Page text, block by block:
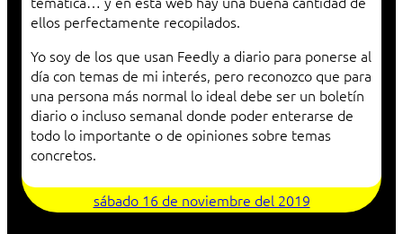
ellos perfectamente recopilados.
Yo soy de los que usan Feedly a diario para ponerse al
día con temas de mi interés, pero reconozco que para
una persona más normal lo ideal debe ser un boletín
diario o incluso semanal donde poder enterarse de
todo lo importante o de opiniones sobre temas
concretos.
sábado 16 de noviembre del 2019